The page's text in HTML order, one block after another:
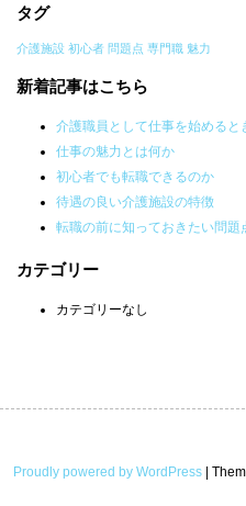
タグ
介護施設 初心者 問題点 専門職 魅力
新着記事はこちら
介護職員として仕事を始めると
仕事の魅力とは何か
初心者でも転職できるのか
待遇の良い介護施設の特徴
転職の前に知っておきたい問題
カテゴリー
カテゴリーなし
Proudly powered by WordPress